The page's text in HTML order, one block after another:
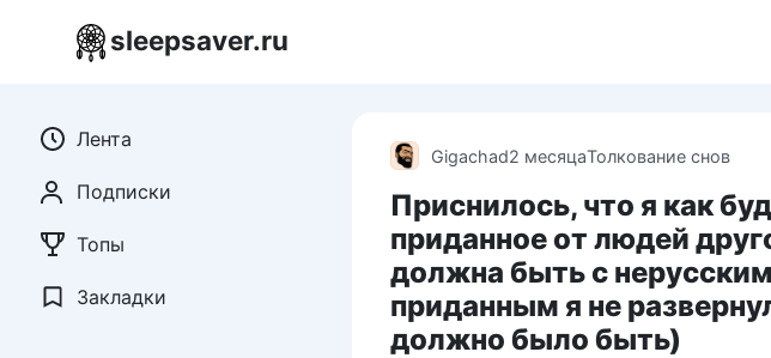
sleepsaver.ru
Gigachad2 месяцаТолкование снов
Приснилось, что я как
приданное от людей
должна быть с
приданным я не
должно было быть)
Лента
Подписки
Топы
Закладки